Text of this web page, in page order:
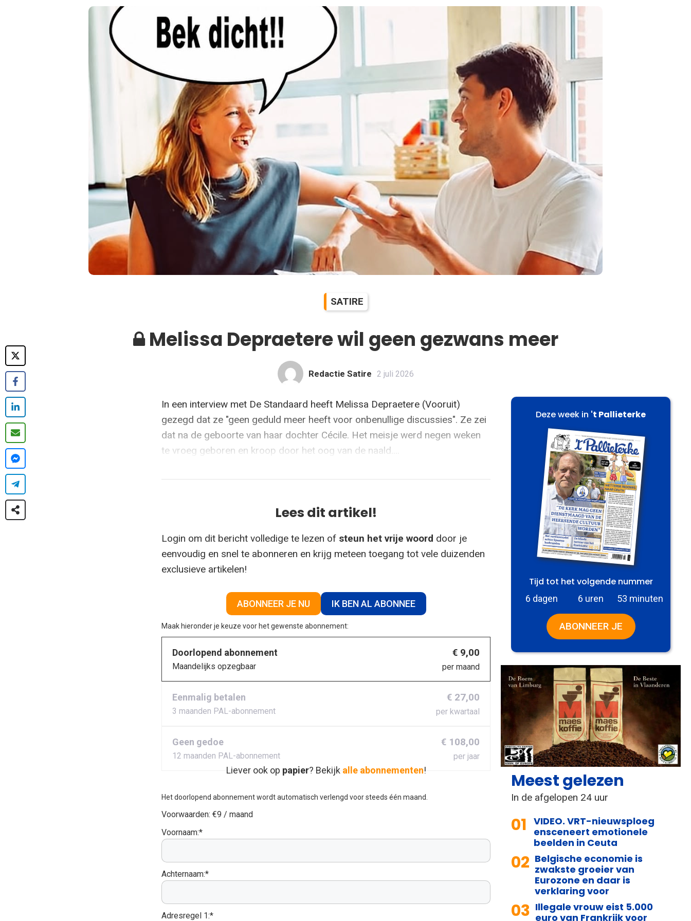
SATIRE
Melissa Depraetere wil geen gezwans meer
Redactie Satire 2 juli 2026
In een interview met De Standaard heeft Melissa Depraetere (Vooruit)
gezegd dat ze "geen geduld meer heeft voor onbenullige discussies". Ze zei
dat na de geboorte van haar dochter Cécile. Het meisje werd negen weken
te vroeg geboren en kroop door het oog van de naald....
Lees dit artikel!
Login om dit bericht volledige te lezen of steun het vrije woord door je
eenvoudig en snel te abonneren en krijg meteen toegang tot vele duizenden
exclusieve artikelen!
ABONNEER JE NU IK BEN AL ABONNEE
Maak hieronder je keuze voor het gewenste abonnement:
Doorlopend abonnement
Maandelijks opzegbaar
€ 9,00
per maand
Eenmalig betalen
3 maanden PAL-abonnement
€ 27,00
per kwartaal
Geen gedoe
12 maanden PAL-abonnement
€ 108,00
per jaar
Liever ook op papier? Bekijk alle abonnementen!
Het doorlopend abonnement wordt automatisch verlengd voor steeds één maand.
Voorwaarden: €9 / maand
Voornaam:*
Achternaam:*
Adresregel 1:*
Deze week in 't Pallieterke
Tijd tot het volgende nummer
6 dagen 6 uren 53 minuten
ABONNEER JE
Meest gelezen
In de afgelopen 24 uur
01 VIDEO. VRT-nieuwsploeg
ensceneert emotionele
beelden in Ceuta
02 Belgische economie is
zwakste groeier van
Eurozone en daar is
verklaring voor
03 Illegale vrouw eist 5.000
euro van Frankrijk voor